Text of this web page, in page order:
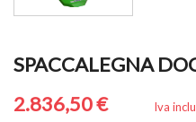
SPACCALEGNA
2.836,50 €
Iva